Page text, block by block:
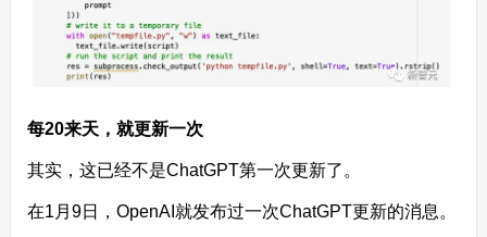
每20来天，就更新一次
其实，这已经不是ChatGPT第一次更新了。
在1月9日，OpenAI就发布过一次ChatGPT更新的消息。